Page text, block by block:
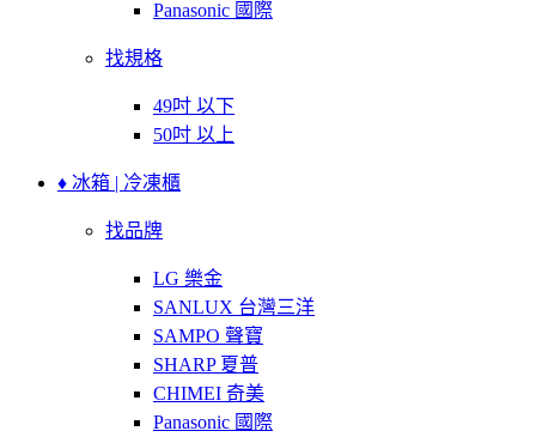
Panasonic 國際
找規格
49吋 以下
50吋 以上
♦ 冰箱 | 冷凍櫃
找品牌
LG 樂金
SANLUX 台灣三洋
SAMPO 聲寶
SHARP 夏普
CHIMEI 奇美
Panasonic 國際